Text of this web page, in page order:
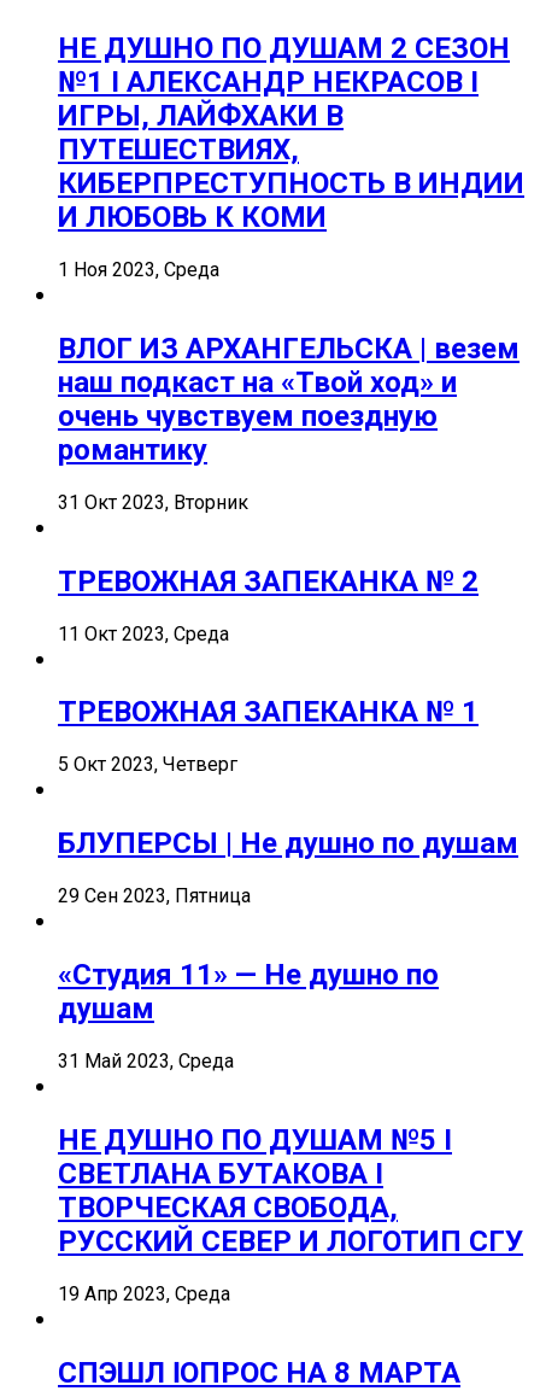
НЕ ДУШНО ПО ДУШАМ 2 СЕЗОН
№1 I АЛЕКСАНДР НЕКРАСОВ I
ИГРЫ, ЛАЙФХАКИ В
ПУТЕШЕСТВИЯХ,
КИБЕРПРЕСТУПНОСТЬ В ИНДИИ
И ЛЮБОВЬ К КОМИ
1 Ноя 2023, Среда
ВЛОГ ИЗ АРХАНГЕЛЬСКА | везем
наш подкаст на «Твой ход» и
очень чувствуем поездную
романтику
31 Окт 2023, Вторник
ТРЕВОЖНАЯ ЗАПЕКАНКА № 2
11 Окт 2023, Среда
ТРЕВОЖНАЯ ЗАПЕКАНКА № 1
5 Окт 2023, Четверг
БЛУПЕРСЫ | Не душно по душам
29 Сен 2023, Пятница
«Студия 11» — Не душно по
душам
31 Май 2023, Среда
НЕ ДУШНО ПО ДУШАМ №5 I
СВЕТЛАНА БУТАКОВА I
ТВОРЧЕСКАЯ СВОБОДА,
РУССКИЙ СЕВЕР И ЛОГОТИП СГУ
19 Апр 2023, Среда
СПЭШЛ ӏ ОПРОС НА 8 МАРТА